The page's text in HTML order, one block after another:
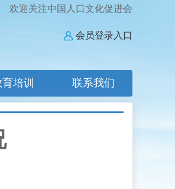
欢迎关注中国人口文化促进会
会员登录入口
培训 联系我们